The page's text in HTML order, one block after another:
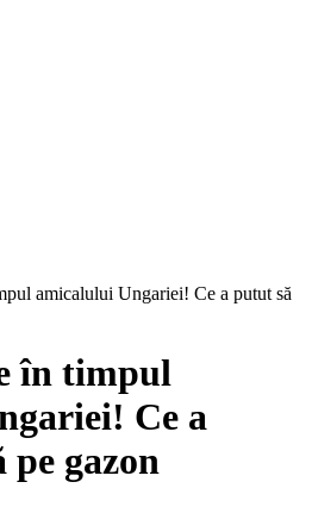
amicalului Ungariei! Ce a putut să
în timpul
Ce a
pe gazon